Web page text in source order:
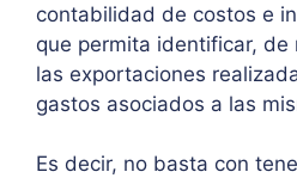
contabilidad de costos e
que permita identificar, de
las exportaciones
gastos asociados a las
Es decir, no basta con